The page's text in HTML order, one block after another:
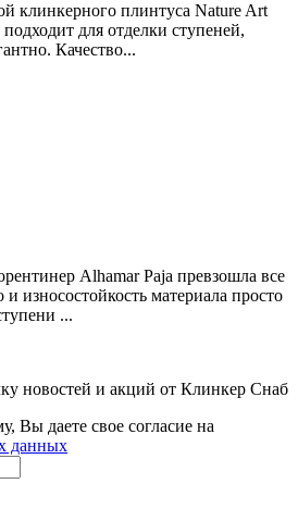
клинкерного плинтуса Nature Art
для отделки ступеней,
Качество...
Alhamar Paja превзошла все
износостойкость материала просто
...
новостей и акций от Клинкер Снаб
Вы даете свое согласие на
данных